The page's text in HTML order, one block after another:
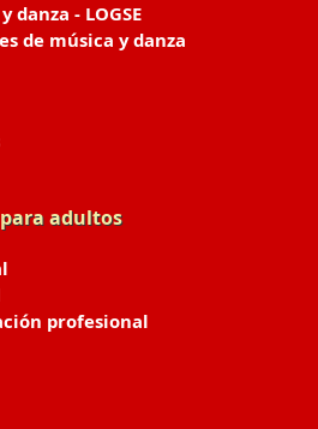
danza - LOGSE
de música y danza
adultos
profesional